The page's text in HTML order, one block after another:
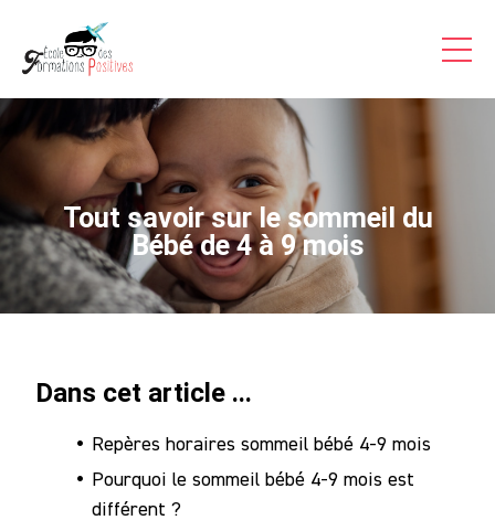
Tout savoir sur le sommeil du
Bébé de 4 à 9 mois
Dans cet article ...
Repères horaires sommeil bébé 4-9 mois
Pourquoi le sommeil bébé 4-9 mois est
différent ?
Consultations & Coaching
Articles
Témoignages Vidéo
Inscriptions
Contact
Accès
Stagiaire